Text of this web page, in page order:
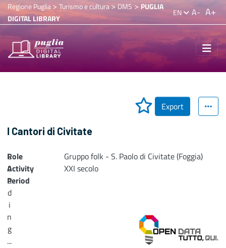
Regione Puglia> Turismo e cultura>DMS > PUGLIA
DIGITAL LIBRARY
EN A- A+
Export
I Cantori di Civitate
L
o
a
d
i
n
g
...
Role
Gruppo folk - S. Paolo di Civitate (Foggia)
Activity
Period
XXI secolo